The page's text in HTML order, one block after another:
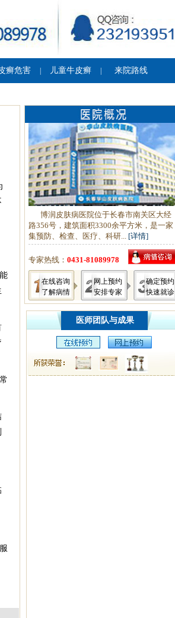
癣危害 儿童牛皮癣 来院路线
博润皮肤病医院位于长春市南关区大经
路356号，建筑面积3300余平方米，是一家
集预防、检查、医疗、科研... [详情]
专家热线： 0431-81089978
在线咨询
了解病情
网上预约
安排专家
确定预约
快速就诊
医师团队与成果